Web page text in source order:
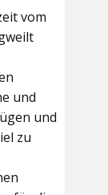
vom
und
und
zu